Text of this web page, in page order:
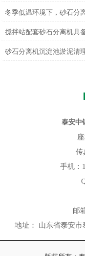
冬季低温环境下，砂石分
搅拌站配套砂石分离机具
砂石分离机沉淀池淤泥清
泰安中
传
手机：
邮
地址： 山东省泰安